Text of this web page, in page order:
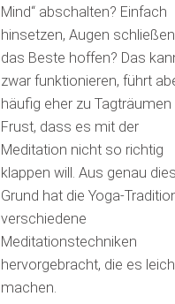
Mind“ abschalten? Einfach
hinsetzen, Augen
das Beste hoffen? Das
zwar funktionieren, führt
häufig eher zu Tagträumen
Frust, dass es mit der
Meditation nicht so richtig
klappen will. Aus genau
Grund hat die Yoga-
verschiedene
Meditationstechniken
hervorgebracht, die es
machen.